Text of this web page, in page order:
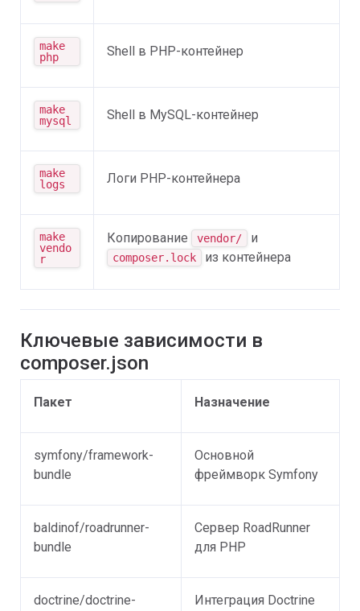
make
php
Shell в PHP-контейнер
make
mysql
Shell в MySQL-контейнер
make
logs
Логи PHP-контейнера
make
vendo
r
Копирование vendor/ и
composer.lock из контейнера
Ключевые зависимости в
composer.json
Пакет Назначение
symfony/framework-
bundle
Основной
фреймворк Symfony
baldinof/roadrunner-
bundle
Сервер RoadRunner
для PHP
doctrine/doctrine-
Интеграция Doctrine